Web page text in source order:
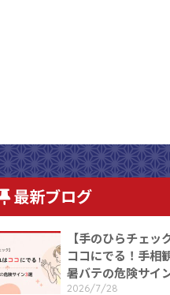
最新ブログ
【手のひらチェッ
ココにでる！手相
暑バテの危険サイ
2026/7/28